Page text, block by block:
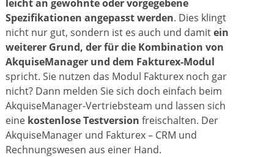
leicht an gewohnte oder vorgegebene
Spezifikationen angepasst werden. Dies klingt
nicht nur gut, sondern ist es auch und damitein
weiterer Grund, der für die Kombination von
AkquiseManager und dem Fakturex-Modul
spricht. Sie nutzen das Modul Fakturex noch gar
nicht? Dann melden Sie sich doch einfach beim
AkquiseManager-Vertriebsteam und lassen sich
eine kostenlose Testversion freischalten. Der
AkquiseManager und Fakturex – CRM und
Rechnungswesen aus einer Hand.